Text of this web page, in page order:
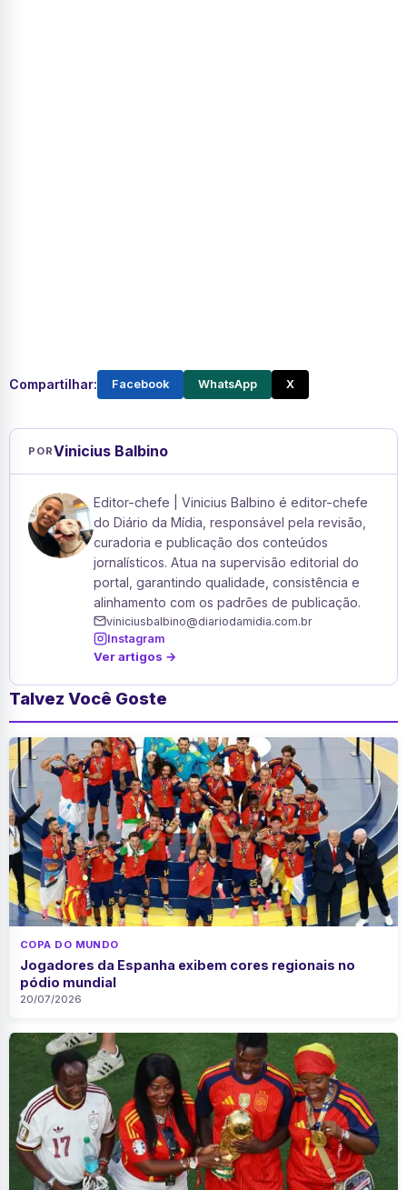
Compartilhar: Facebook WhatsApp X
PORVinicius Balbino
Editor-chefe | Vinicius Balbino é editor-chefe
do Diário da Mídia, responsável pela revisão,
curadoria e publicação dos conteúdos
jornalísticos. Atua na supervisão editorial do
portal, garantindo qualidade, consistência e
alinhamento com os padrões de publicação.
viniciusbalbino@diariodamidia.com.br
Instagram
Ver artigos →
Talvez Você Goste
COPA DO MUNDO
Jogadores da Espanha exibem cores regionais no
pódio mundial
20/07/2026